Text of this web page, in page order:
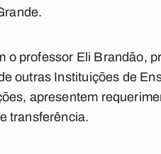
o professor Eli Brandão,
outras Instituições de
apresentem
transferência.